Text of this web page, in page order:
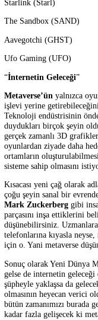
kullandığı
yazımızda hem
alınır sorularının
Metaverse Yaşam
İnternet'in yeni çağı
etkileşime girdiği sanal
bilinir. Facebook, Ekim
"Metaverse" her evde
Bazı popüler
Axie Infinity (AXS)
Decentraland (MANA)
Starlink (Starl)
The Sandbox (SAND)
Aavegotchi (GHST)
Ufo Gaming (UFO)
“İnternetin Geleceği”
Metaverse’ünyalnızca
işlevi yerine